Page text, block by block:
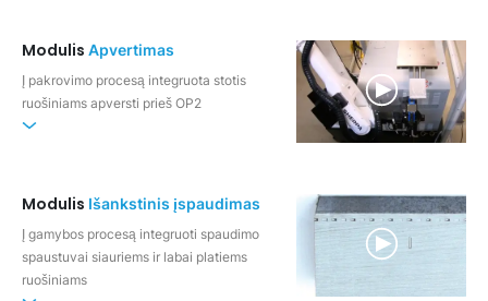
Modulis Apvertimas
Į pakrovimo procesą integruota stotis
ruošiniams apversti prieš OP2
Modulis Išankstinis įspaudimas
Į gamybos procesą integruoti spaudimo
spaustuvai siauriems ir labai platiems
ruošiniams